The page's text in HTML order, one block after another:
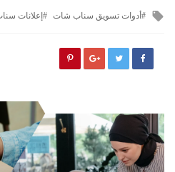
Tagged
أدوات تسويق سناب شات إعلانات